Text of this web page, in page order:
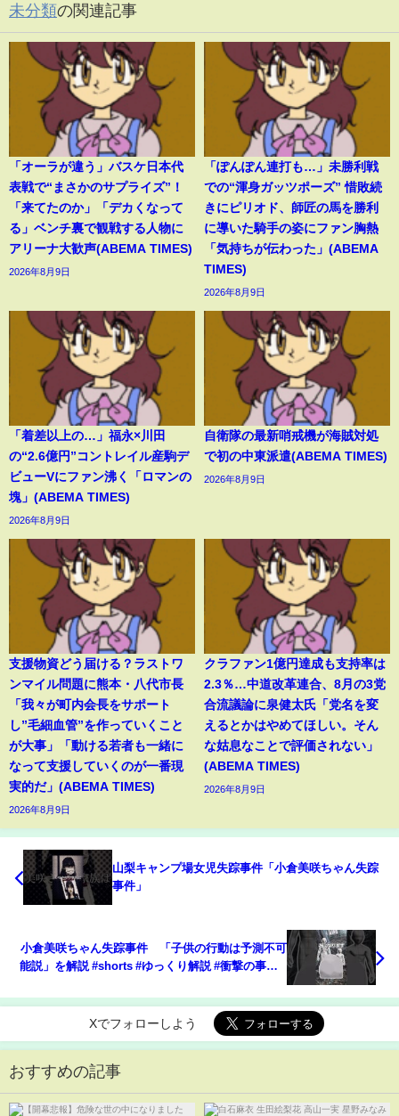
未分類の関連記事
「オーラが違う」バスケ日本代
表戦で“まさかのサプライズ”！
「来てたのか」「デカくなって
る」ベンチ裏で観戦する人物に
アリーナ大歓声(ABEMA TIMES)
2026年8月9日
「ぽんぽん連打も…」未勝利戦
での“渾身ガッツポーズ” 惜敗続
きにピリオド、師匠の馬を勝利
に導いた騎手の姿にファン胸熱
「気持ちが伝わった」(ABEMA
TIMES)
2026年8月9日
「着差以上の…」福永×川田
の“2.6億円”コントレイル産駒デ
ビューVにファン沸く「ロマンの
塊」(ABEMA TIMES)
2026年8月9日
自衛隊の最新哨戒機が海賊対処
で初の中東派遣(ABEMA TIMES)
2026年8月9日
支援物資どう届ける？ラストワ
ンマイル問題に熊本・八代市長
「我々が町内会長をサポート
し”毛細血管”を作っていくこと
が大事」「動ける若者も一緒に
なって支援していくのが一番現
実的だ」(ABEMA TIMES)
2026年8月9日
クラファン1億円達成も支持率は
2.3％…中道改革連合、8月の3党
合流議論に泉健太氏「党名を変
えるとかはやめてほしい。そん
な姑息なことで評価されない」
(ABEMA TIMES)
2026年8月9日
山梨キャンプ場女児失踪事件「小倉美咲ちゃん失踪
事件」
小倉美咲ちゃん失踪事件 「子供の行動は予測不可
能説」を解説 #shorts #ゆっくり解説 #衝撃の事実 #
Xでフォローしよう
おすすめの記事